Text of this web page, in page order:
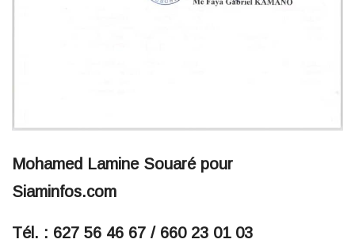
Mohamed Lamine Souaré pour
Siaminfos.com
Tél. : 627 56 46 67 / 660 23 01 03